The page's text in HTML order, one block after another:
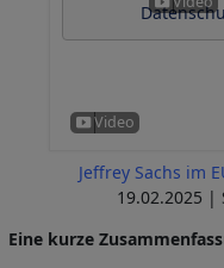
Jeffrey Sachs im
19.02.2025 |
Eine kurze